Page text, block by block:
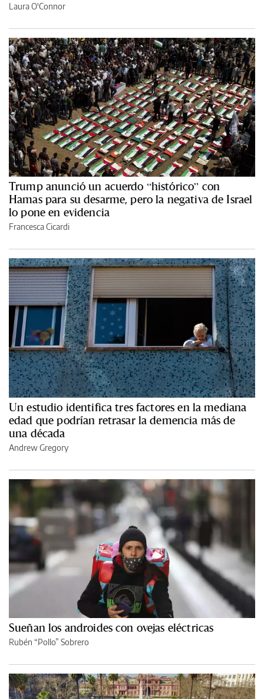
Laura O'Connor
Trump anunció un acuerdo “histórico” con
Hamas para su desarme, pero la negativa de Israel
lo pone en evidencia
Francesca Cicardi
Un estudio identifica tres factores en la mediana
edad que podrían retrasar la demencia más de
una década
Andrew Gregory
Sueñan los androides con ovejas eléctricas
Rubén “Pollo” Sobrero